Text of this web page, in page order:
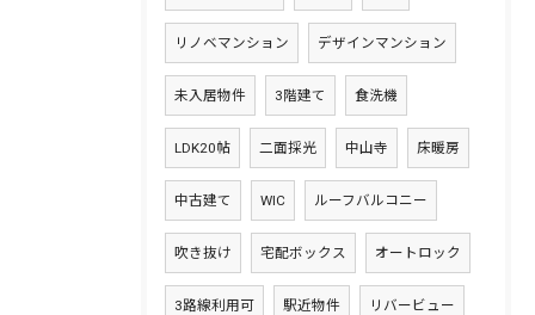
リノベマンション デザインマンション
未入居物件 3階建て 食洗機
LDK20帖 二面採光 中山寺 床暖房
中古建て WIC ルーフバルコニー
吹き抜け 宅配ボックス オートロック
3路線利用可 駅近物件 リバービュー